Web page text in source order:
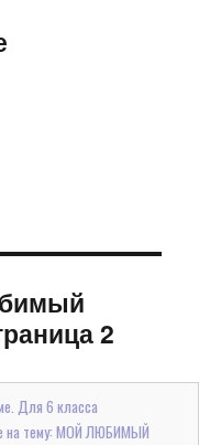
2
Для 6 класса
на тему: МОЙ ЛЮБИМЫЙ